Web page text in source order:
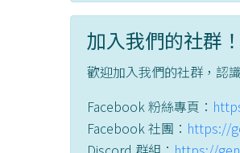
加入我們的社群！
歡迎加入我們的社群，認
Facebook 粉絲專頁：
Facebook 社團： https://